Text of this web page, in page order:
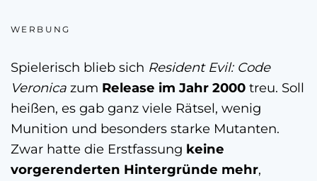
WERBUNG
Spielerisch blieb sich Resident Evil: Code
Veronica zum Release im Jahr 2000 treu. Soll
heißen, es gab ganz viele Rätsel, wenig
Munition und besonders starke Mutanten.
Zwar hatte die Erstfassung keine
vorgerenderten Hintergründe mehr,